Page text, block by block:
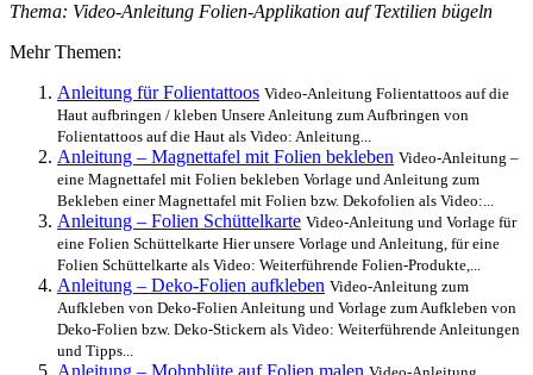
Thema: Video-Anleitung Folien-Applikation auf Textilien bügeln
Mehr Themen:
Anleitung für Folientattoos Video-Anleitung Folientattoos auf die
Haut aufbringen / kleben Unsere Anleitung zum Aufbringen von
Folientattoos auf die Haut als Video: Anleitung...
Anleitung – Magnettafel mit Folien bekleben Video-Anleitung –
eine Magnettafel mit Folien bekleben Vorlage und Anleitung zum
Bekleben einer Magnettafel mit Folien bzw. Dekofolien als Video:...
Anleitung – Folien Schüttelkarte Video-Anleitung und Vorlage für
eine Folien Schüttelkarte Hier unsere Vorlage und Anleitung, für eine
Folien Schüttelkarte als Video: Weiterführende Folien-Produkte,...
Anleitung – Deko-Folien aufkleben Video-Anleitung zum
Aufkleben von Deko-Folien Anleitung und Vorlage zum Aufkleben von
Deko-Folien bzw. Deko-Stickern als Video: Weiterführende Anleitungen
und Tipps...